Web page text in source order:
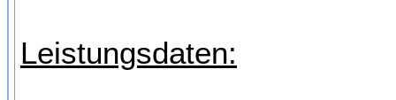
Leistungsdaten: